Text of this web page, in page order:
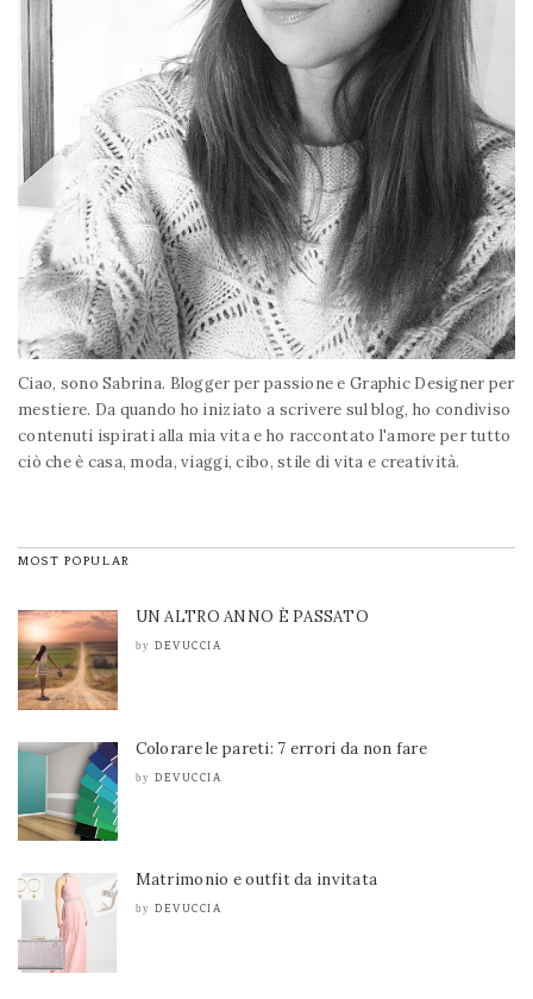
Ciao, sono Sabrina. Blogger per passione e Graphic Designer per
mestiere. Da quando ho iniziato a scrivere sul blog, ho condiviso
contenuti ispirati alla mia vita e ho raccontato l'amore per tutto
ciò che è casa, moda, viaggi, cibo, stile di vita e creatività.
MOST POPULAR
UN ALTRO ANNO È PASSATO
by DEVUCCIA
Colorare le pareti: 7 errori da non fare
by DEVUCCIA
Matrimonio e outfit da invitata
by DEVUCCIA